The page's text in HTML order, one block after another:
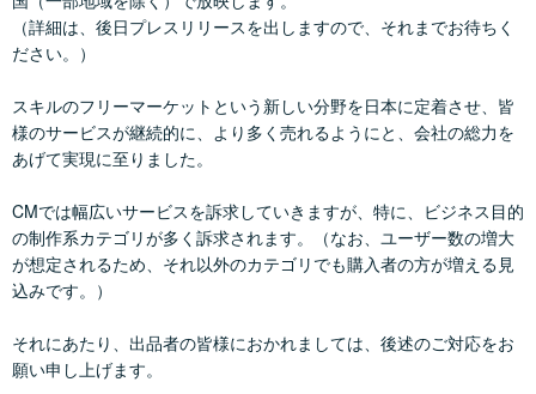
（詳細は、後日プレスリリースを出しますので、それまでお待ちく
ださい。）
スキルのフリーマーケットという新しい分野を日本に定着させ、皆
様のサービスが継続的に、より多く売れるようにと、会社の総力を
あげて実現に至りました。
CMでは幅広いサービスを訴求していきますが、特に、ビジネス目的
の制作系カテゴリが多く訴求されます。（なお、ユーザー数の増大
が想定されるため、それ以外のカテゴリでも購入者の方が増える見
込みです。）
それにあたり、出品者の皆様におかれましては、後述のご対応をお
願い申し上げます。